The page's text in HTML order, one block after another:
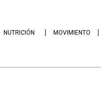
NUTRICIÓN MOVIMIENTO